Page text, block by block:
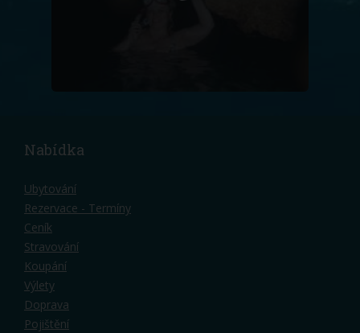
Nabídka
Ubytování
Rezervace - Termíny
Ceník
Stravování
Koupání
Výlety
Doprava
Pojištění